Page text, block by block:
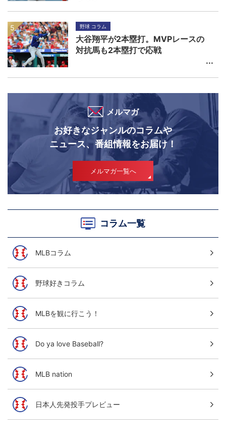
野球 コラム
大谷翔平が2本塁打。MVPレースの
対抗馬も2本塁打で応戦
メルマガ
お好きなジャンルのコラムや
ニュース、番組情報をお届け！
メルマガ一覧へ
コラム一覧
MLBコラム
野球好きコラム
MLBを観に行こう！
Do ya love Baseball?
MLB nation
日本人先発投手プレビュー